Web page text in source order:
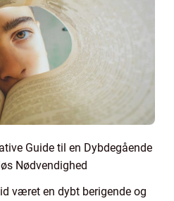
Guide til en Dybdegående
Nødvendighed
været en dybt berigende og